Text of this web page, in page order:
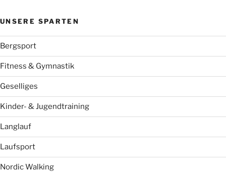
UNSERE SPARTEN
Bergsport
Fitness & Gymnastik
Geselliges
Kinder- & Jugendtraining
Langlauf
Laufsport
Nordic Walking